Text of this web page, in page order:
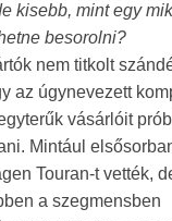
kisebb, mint egy
besorolni?
nem titkolt
az úgynevezett
vásárlóit
Mintául
Touran-t vették,
a szegmensben